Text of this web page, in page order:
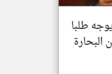
طلبا
البحارة